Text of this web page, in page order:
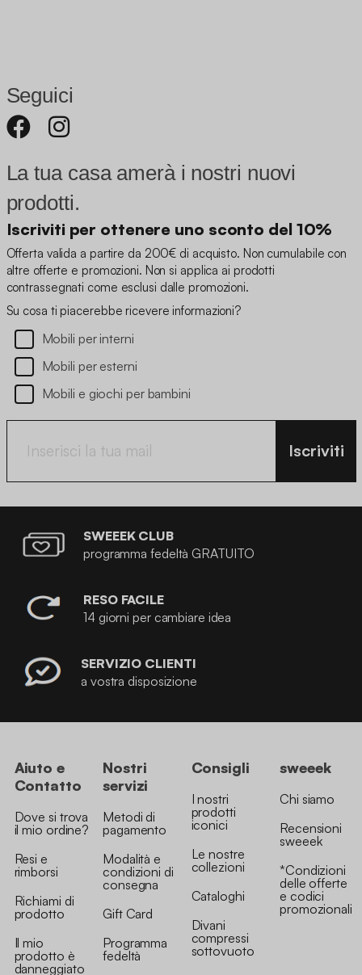
Seguici
La tua casa amerà i nostri nuovi
prodotti.
Iscriviti per ottenere uno sconto del 10%
Offerta valida a partire da 200€ di acquisto. Non cumulabile con
altre offerte e promozioni. Non si applica ai prodotti
contrassegnati come esclusi dalle promozioni.
Su cosa ti piacerebbe ricevere informazioni?
Mobili per interni
Mobili per esterni
Mobili e giochi per bambini
Iscriviti
SWEEEK CLUB
programma fedeltà GRATUITO
RESO FACILE
14 giorni per cambiare idea
SERVIZIO CLIENTI
a vostra disposizione
Aiuto e
Contatto
Dove si trova
il mio ordine?
Resi e
rimborsi
Richiami di
prodotto
Il mio
prodotto è
danneggiato
Nostri
servizi
Metodi di
pagamento
Modalità e
condizioni di
consegna
Gift Card
Programma
fedeltà
Consigli
I nostri
prodotti
iconici
Le nostre
collezioni
Cataloghi
Divani
compressi
sottovuoto
sweeek
Chi siamo
Recensioni
sweeek
*Condizioni
delle offerte
e codici
promozionali